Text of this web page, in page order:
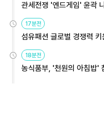
관세전쟁 '엔드게임' 윤곽
용해야
17분전
섬유패션 글로벌 경쟁력
원
18분전
농식품부, '천원의 아침밥'